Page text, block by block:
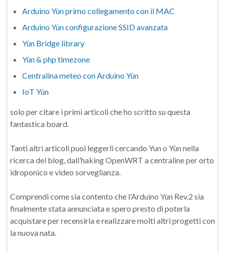
Arduino Yùn primo collegamento con il MAC
Arduino Yùn configurazione SSID avanzata
Yùn Bridge library
Yùn & php timezone
Centralina meteo con Arduino Yùn
IoT Yùn
solo per citare i primi articoli che ho scritto su questa
fantastica board.
Tanti altri articoli puoi leggerli cercando Yun o Yùn nella
ricerca del blog, dall’haking OpenWRT a centraline per orto
idroponico e video sorveglianza.
Comprendi come sia contento che l’Arduino Yùn Rev.2 sia
finalmente stata annunciata e spero presto di poterla
acquistare per recensirla e realizzare molti altri progetti con
la nuova nata.